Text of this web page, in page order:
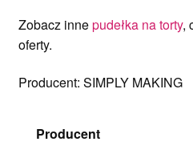
Zobacz innepudełka na torty,
oferty.
Producent: SIMPLY MAKING
Producent